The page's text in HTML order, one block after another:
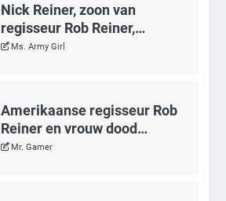
Nick Reiner, zoon van
regisseur Rob Reiner,
gearresteerd na dood ouders
Ms. Army Girl
Amerikaanse regisseur Rob
Reiner en vrouw dood
gevonden in hun huis, eigen
Mr. Gamer